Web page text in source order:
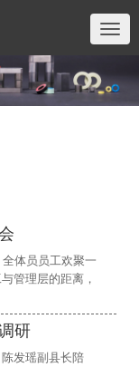
切
换
航
体员员工欢聚一
管理层的距离，
研
发瑶副县长陪